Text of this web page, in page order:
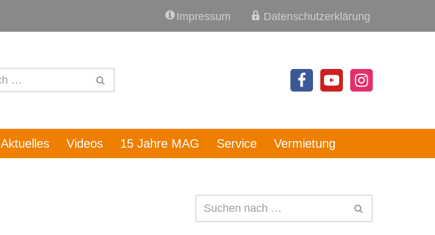
Impressum Datenschutzerklärung
Aktuelles Videos 15 Jahre MAG Service Vermietung